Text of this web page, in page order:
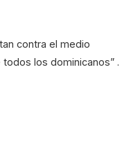
contra el medio
los dominicanos” .